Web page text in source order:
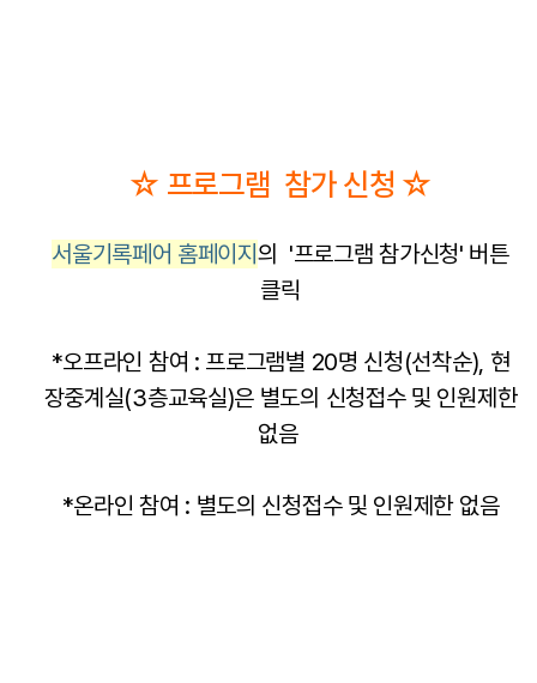
☆ 프로그램 참가 신청 ☆
서울기록페어 홈페이지 의 '프로그램 참가신청' 버튼
클릭
*오프라인 참여 : 프로그램별 20명 신청(선착순), 현
장중계실(3층교육실)은 별도의 신청접수 및 인원제한
없음
*온라인 참여 : 별도의 신청접수 및 인원제한 없음